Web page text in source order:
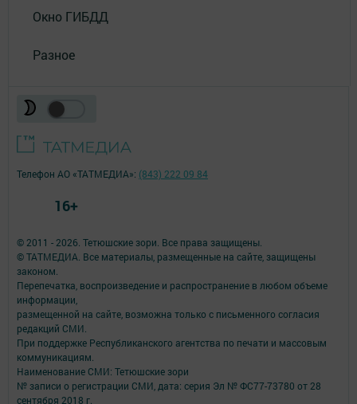
Окно ГИБДД
Разное
© 2011 - 2026. Тетюшские зори. Все права защищены.
© ТАТМЕДИА. Все материалы, размещенные на сайте, защищены
законом.
Перепечатка, воспроизведение и распространение в любом объеме
информации,
размещенной на сайте, возможна только с письменного согласия
редакций СМИ.
При поддержке Республиканского агентства по печати и массовым
коммуникациям.
Наименование СМИ: Тетюшские зори
№ записи о регистрации СМИ, дата: серия Эл № ФС77-73780 от 28
сентября 2018 г.
Телефон АО «ТАТМЕДИА»: (843) 222 09 84
16+